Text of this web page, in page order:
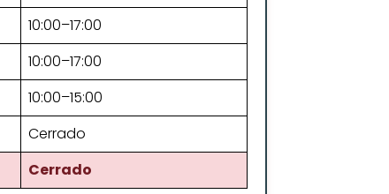
10:00–17:00
10:00–17:00
10:00–15:00
Cerrado
Cerrado